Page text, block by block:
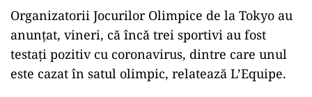
Organizatorii Jocurilor Olimpice de la Tokyo au
anunţat, vineri, că încă trei sportivi au fost
testaţi pozitiv cu coronavirus, dintre care unul
este cazat în satul olimpic, relatează L’Equipe.